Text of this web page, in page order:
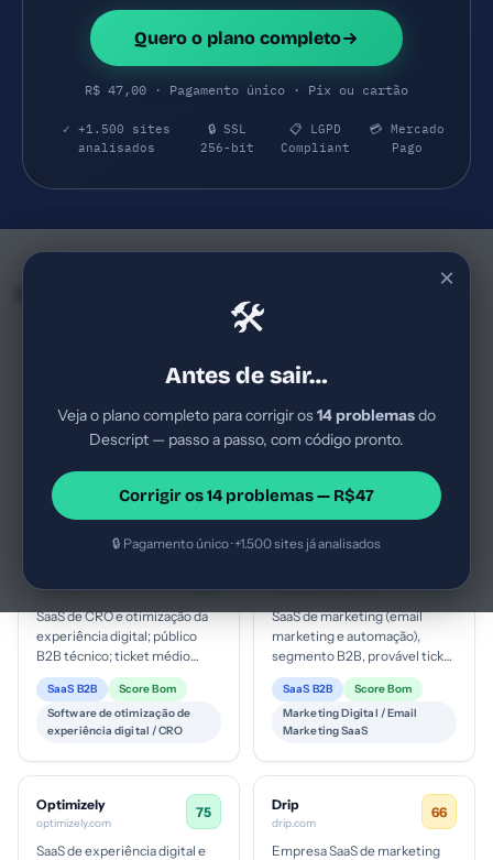
Quero o plano completo
R$ 47,00 · Pagamento único · Pix ou cartão
✓ +1.500 sites
analisados
🔒 SSL
256-bit
📋 LGPD
Compliant
💳 Mercado
Pago
×
🛠
Antes de sair…
Veja o plano completo para corrigir os14 problemasdo
Descript — passo a passo, com código pronto.
Corrigir os 14 problemas — R$47
🔒 Pagamento único · +1.500 sites já analisados
SaaS B2B de analytics e
segmento corporativo, salario
recorrente (subscription),
méd...Analytics, UX Research,
Product Analytics
SaaS B2B de analytics e
empresas que desejam
entender a jornada do cliente
Intelligence/SaaS
vwo.com
SaaS de CRO e otimização da
experiência digital; público
B2B técnico; ticket médio
baseado em planos de
software como serviço;
empresa ma...
SaaS B2B
Score Bom
Software de otimização de
experiência digital / CRO
campaignmonitor.com
SaaS de marketing (email
marketing e automação),
segmento B2B, provável ticket
médio moderado a alto
conforme recursos e planos,
maturida...
SaaS B2B
Score Bom
Marketing Digital / Email
Marketing SaaS
Optimizely
optimizely.com
75
SaaS de experiência digital e
Drip
drip.com
66
Empresa SaaS de marketing